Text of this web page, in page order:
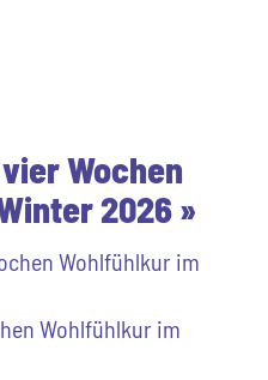
Wochen
2026 »
Wohlfühlkur im